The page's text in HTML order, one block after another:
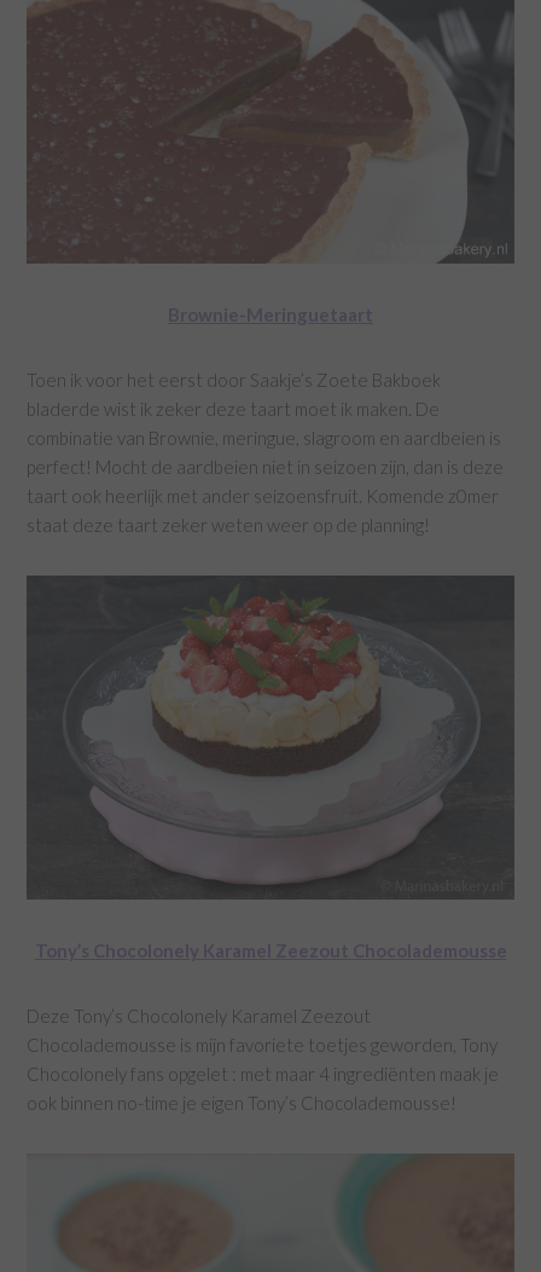
Brownie-Meringuetaart
Toen ik voor het eerst door Saakje’s Zoete Bakboek
bladerde wist ik zeker deze taart moet ik maken. De
combinatie van Brownie, meringue, slagroom en aardbeien is
perfect! Mocht de aardbeien niet in seizoen zijn, dan is deze
taart ook heerlijk met ander seizoensfruit. Komende z0mer
staat deze taart zeker weten weer op de planning!
Tony’s Chocolonely Karamel Zeezout Chocolademousse
Deze Tony’s Chocolonely Karamel Zeezout
Chocolademousse is mijn favoriete toetjes geworden, Tony
Chocolonely fans opgelet : met maar 4 ingrediënten maak je
ook binnen no-time je eigen Tony’s Chocolademousse!